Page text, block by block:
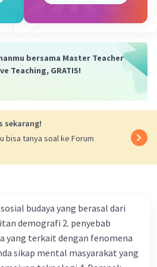
0) Balas
Iklan
bersama Master Teacher
Teaching, GRATIS!
sekarang!
bisa tanya soal ke Forum
budaya yang berasal dari
demografi 2. penyebab
yang terkait dengan fenomena
sikap mental masyarakat yang